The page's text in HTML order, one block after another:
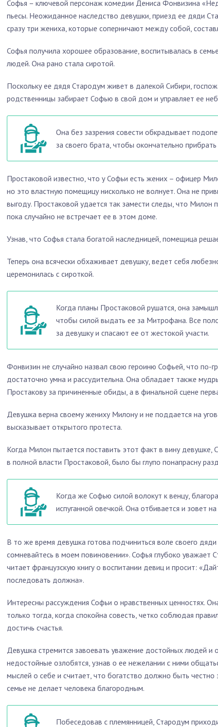
Софья – ключевой персонаж комедии Дениса Фонвизина
пьесы. Неожиданное наследство девушки, приезд ее дяди
сразу три жениха, которые соперничают между собой,
Софья получила хорошее образование, воспитывалась в
людей. Она рано стала сиротой.
Поскольку ее дядя Стародум живет в далекой Сибири,
родственницы забирает Софью в свой дом и управляет ее
Она без зазрения совести обкрадывает
за своего брата, чтобы окончательно
Простаковой известно, что у Софьи есть жених – офицер
но это властную помещицу нисколько не волнует. Она не
выгоду. Простаковой удается так замести следы, что
пока случайно не встречает ее в этом доме.
Узнав, что Софья стала богатой наследницей, помещица
Теперь она всячески обхаживает девушку, ведет себя
церемонилась с сироткой.
Когда планы Простаковой рушатся, она
чтобы силой выдать ее за Митрофана. Все
за девушку и спасают ее от жестокой участи.
Фонвизин не случайно назвал свою героиню Софьей, что по-
достаточно умна и рассудительна. Она обладает также
Простакову за причиненные обиды, а в финальной сцене
Девушка верна своему жениху Милону и не поддается на
высказывает открытого протеста.
Когда Милон пытается поставить этот факт в вину девушке,
в полной власти Простаковой, было бы глупо понапрасну
Когда же Софью силой волокут к венцу,
испуганной овечкой. Она отбивается и зовет
В то же время девушка готова подчиниться воле своего
сомневайтесь в моем повиновении». Софья глубоко уважает
читает французскую книгу о воспитании девиц и просит:
последовать должна».
Интересны рассуждения Софьи о нравственных ценностях.
только тогда, когда спокойна совесть, четко соблюдая
достичь счастья.
Девушка стремится завоевать уважение достойных людей и
недостойные озлобятся, узнав о ее нежелании с ними
мыслей о себе и считает, что богатство должно быть
семье не делает человека благородным.
Побеседовав с племянницей, Стародум